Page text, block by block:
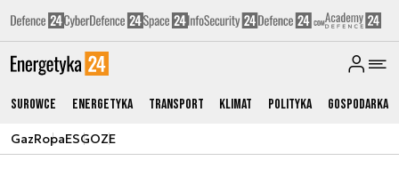
Surowce Energetyka Transport Klimat Polityka Gospodarka
GazRopaESGOZE